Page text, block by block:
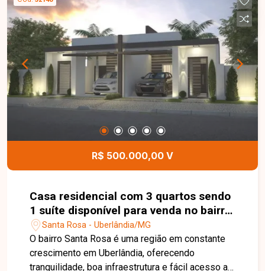
garagem para dois veículos. Conta ainda com
portão eletrônico, acabamento em porcelanato
em todos os ambientes e detalhes que valorizam
o conforto e a praticidade da residência. Entre em
contato para mais informações e conheça esta
excelente oportunidade de adquirir seu imóvel.
R$ 500.000,00 V
Casa residencial com 3 quartos sendo
1 suíte disponível para venda no bairro
Santa Rosa em Uberlândia-MG
Santa Rosa - Uberlândia/MG
O bairro Santa Rosa é uma região em constante
crescimento em Uberlândia, oferecendo
tranquilidade, boa infraestrutura e fácil acesso a